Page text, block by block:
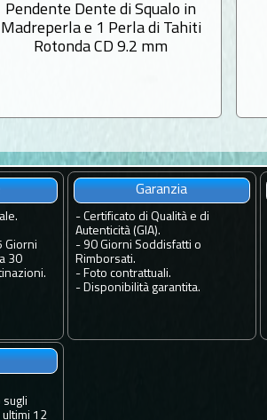
Pendente Dente di Squalo in
Madreperla e 1 Perla di Tahiti
Rotonda CD 9.2 mm
Giorni
30
Garanzia
- Certificato di Qualità e di
Autenticità (GIA).
- 90 Giorni Soddisfatti o
Rimborsati.
- Foto contrattuali.
- Disponibilità garantita.
sugli
ultimi 12